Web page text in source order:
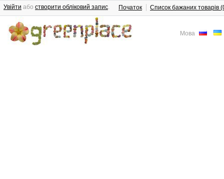
Мова
Увійти або створити обліковий запис. Початок Список бажаних товарів